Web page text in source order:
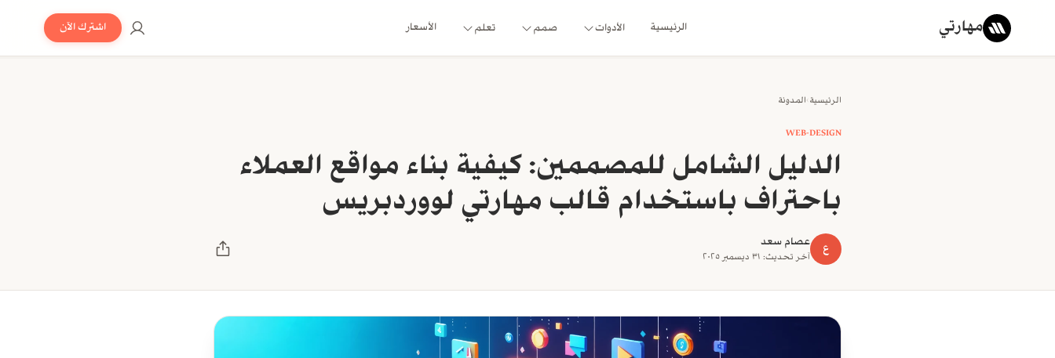
مهارتي الرئيسية الأدوات صمم تعلم الأسعار اشترك الآن
الرئيسية›المدونة
WEB-DESIGN
الدليل الشامل للمصممين: كيفية بناء مواقع العملاء
باحتراف باستخدام قالب مهارتي لووردبريس
ع عصام سعد
آخر تحديث: ٣١ ديسمبر ٢٠٢٥